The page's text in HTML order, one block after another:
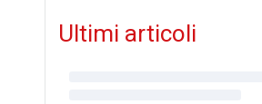
Ultimi articoli